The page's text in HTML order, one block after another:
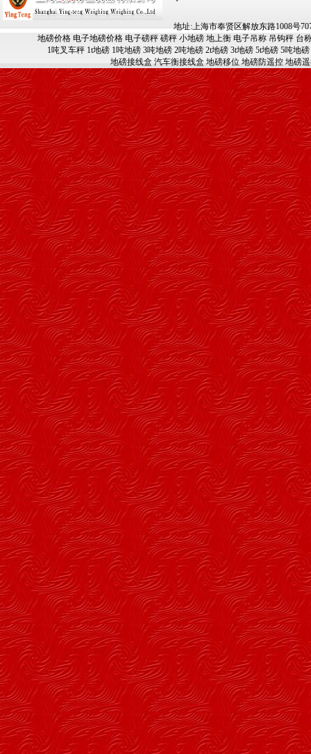
地址:上海市奉贤区解放东路1008号
地磅价格 电子地磅价格 电子磅秤 磅秤 小地磅 地上衡 电子吊称 吊钩秤 台
1吨叉车秤 1t地磅 1吨地磅 3吨地磅 2吨地磅 2t地磅 3t地磅 5t地磅 5吨地磅
地磅接线盒 汽车衡接线盒 地磅移位 地磅防遥控 地磅